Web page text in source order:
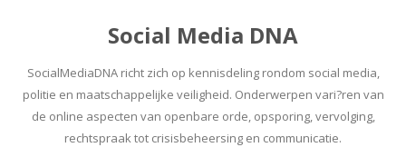
Social Media DNA
SocialMediaDNA richt zich op kennisdeling rondom social media,
politie en maatschappelijke veiligheid. Onderwerpen vari?ren van
de online aspecten van openbare orde, opsporing, vervolging,
rechtspraak tot crisisbeheersing en communicatie.